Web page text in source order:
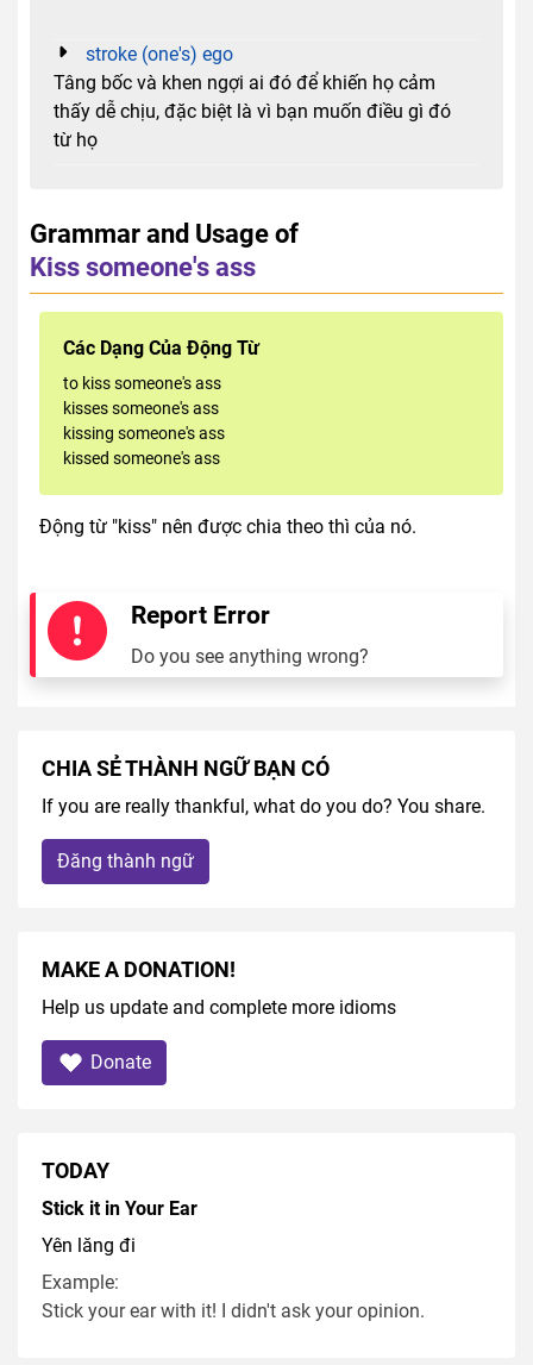
stroke (one's) ego
Tâng bốc và khen ngợi ai đó để khiến họ cảm
thấy dễ chịu, đặc biệt là vì bạn muốn điều gì đó
từ họ
Grammar and Usage of
Kiss someone's ass
Các Dạng Của Động Từ
to kiss someone's ass
kisses someone's ass
kissing someone's ass
kissed someone's ass
Động từ "kiss" nên được chia theo thì của nó.
Report Error
Do you see anything wrong?
CHIA SẺ THÀNH NGỮ BẠN CÓ
If you are really thankful, what do you do? You share.
Đăng thành ngữ
MAKE A DONATION!
Help us update and complete more idioms
Donate
TODAY
Stick it in Your Ear
Yên lăng đi
Example:
Stick your ear with it! I didn't ask your opinion.